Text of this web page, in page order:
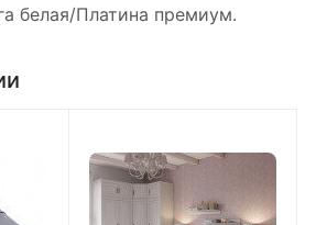
белая/Платина премиум.